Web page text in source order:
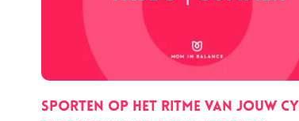
Sporten op het ritme van jouw